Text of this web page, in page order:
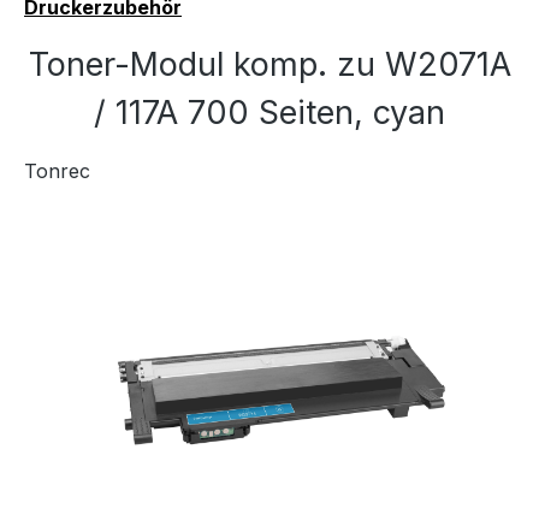
Druckerzubehör
Toner-Modul komp. zu W2071A
/ 117A 700 Seiten, cyan
Tonrec